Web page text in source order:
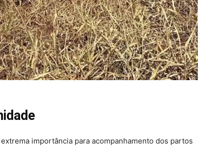
importância para acompanhamento dos partos